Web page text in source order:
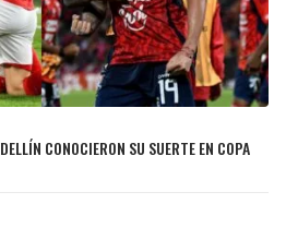
CONOCIERON SU SUERTE EN COPA